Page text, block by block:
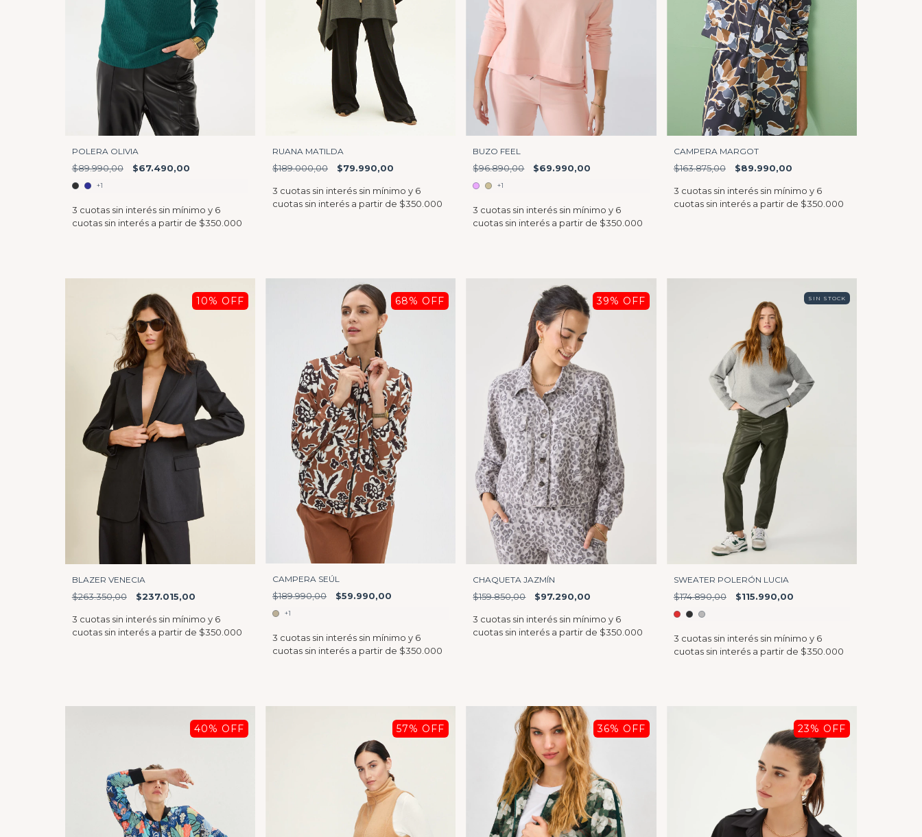
POLERA OLIVIA
$89.990,00 $67.490,00
+1
RUANA MATILDA
$189.000,00 $79.990,00
BUZO FEEL
$96.890,00 $69.990,00
+1
CAMPERA MARGOT
$163.875,00 $89.990,00
10% OFF
BLAZER VENECIA
$263.350,00 $237.015,00
68% OFF
CAMPERA SEÚL
$189.990,00 $59.990,00
+1
39% OFF
CHAQUETA JAZMÍN
$159.850,00 $97.290,00
SIN STOCK
SWEATER POLERÓN LUCIA
$174.890,00 $115.990,00
40% OFF 57% OFF 36% OFF 23% OFF